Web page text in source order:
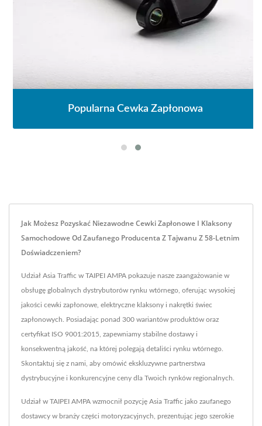
Popularna Cewka Zapłonowa
Jak Możesz Pozyskać Niezawodne Cewki Zapłonowe I Klaksony
Samochodowe Od Zaufanego Producenta Z Tajwanu Z 58-Letnim
Doświadczeniem?
Udział Asia Traffic w TAIPEI AMPA pokazuje nasze zaangażowanie w
obsługę globalnych dystrybutorów rynku wtórnego, oferując wysokiej
jakości cewki zapłonowe, elektryczne klaksony i nakrętki świec
zapłonowych. Posiadając ponad 300 wariantów produktów oraz
certyfikat ISO 9001:2015, zapewniamy stabilne dostawy i
konsekwentną jakość, na której polegają detaliści rynku wtórnego.
Skontaktuj się z nami, aby omówić ekskluzywne partnerstwa
dystrybucyjne i konkurencyjne ceny dla Twoich rynków regionalnych.
Udział w TAIPEI AMPA wzmocnił pozycję Asia Traffic jako zaufanego
dostawcy w branży części motoryzacyjnych, prezentując jego szerokie